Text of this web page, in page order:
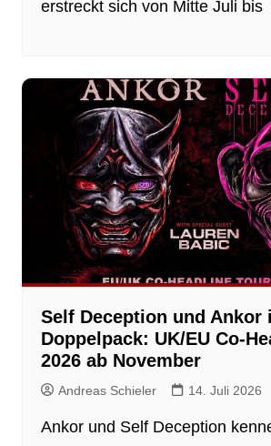
erstreckt sich von Mitte Juli bis
Self Deception und Ankor
Doppelpack: UK/EU Co-
2026 ab November
Andreas Schieler 14. Juli 2026
Ankor und Self Deception